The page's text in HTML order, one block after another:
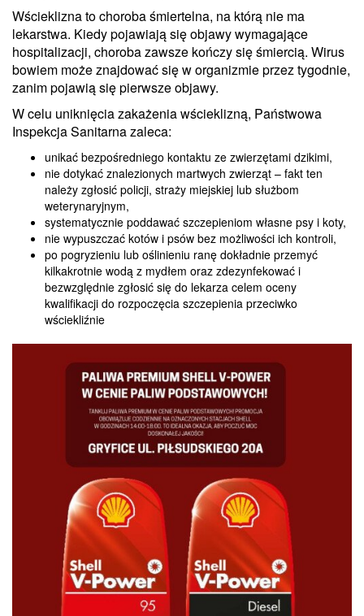
Wścieklizna to choroba śmiertelna, na którą nie ma
lekarstwa. Kiedy pojawiają się objawy wymagające
hospitalizacji, choroba zawsze kończy się śmiercią. Wirus
bowiem może znajdować się w organizmie przez tygodnie,
zanim pojawią się pierwsze objawy.
W celu uniknięcia zakażenia wścieklizną, Państwowa
Inspekcja Sanitarna zaleca:
unikać bezpośredniego kontaktu ze zwierzętami dzikimi,
nie dotykać znalezionych martwych zwierząt – fakt ten
należy zgłosić policji, straży miejskiej lub służbom
weterynaryjnym,
systematycznie poddawać szczepieniom własne psy i koty,
nie wypuszczać kotów i psów bez możliwości ich kontroli,
po pogryzieniu lub oślinieniu ranę dokładnie przemyć
kilkakrotnie wodą z mydłem oraz zdezynfekować i
bezwzględnie zgłosić się do lekarza celem oceny
kwalifikacji do rozpoczęcia szczepienia przeciwko
wściekliźnie